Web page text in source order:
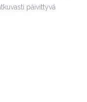
päivittyvä